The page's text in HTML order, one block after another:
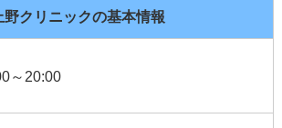
野クリニックの基本情報
～20:00